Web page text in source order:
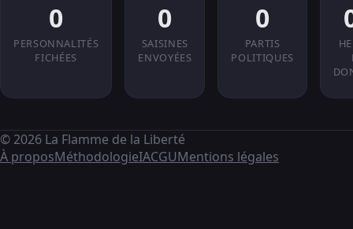
0
PERSONNALITÉS
FICHÉES
0
SAISINES
ENVOYÉES
0
PARTIS
POLITIQUES
© 2026 La Flamme de la Liberté
À proposMéthodologieIACGUMentions légales